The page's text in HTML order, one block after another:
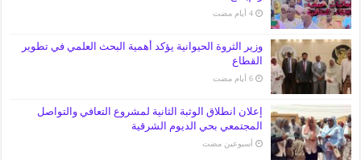
‏4 أيام مضت
وزير الثروة الحيوانية يؤكد أهمية البحث العلمي في تطوير
القطاع
‏6 أيام مضت
إعلان انطلاق الوثبة الثانية لمشروع التعافي والتواصل
المجتمعي بحي الديوم الشرقية
‏أسبوعين مضت